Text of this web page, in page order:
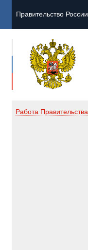
Правительство России
Работа Правительства